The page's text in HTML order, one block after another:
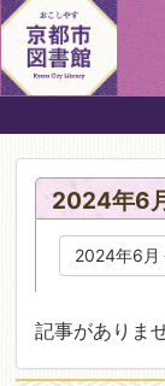
2024年6
2024年6月
記事がありませ